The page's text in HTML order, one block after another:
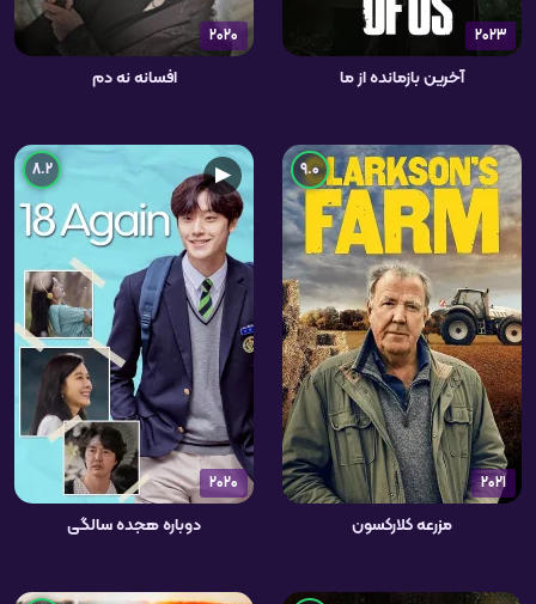
2023
آخرین بازمانده از ما
2020
افسانه نه دم
2021
9.0
مزرعه کلارکسون
2020
▶
8.2
دوباره هجده سالگی